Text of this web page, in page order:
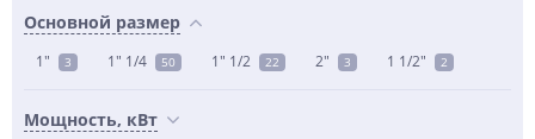
Основной размер
1" 3 1" 1/4 50 1" 1/2 22 2" 3 1 1/2" 2
Мощность, кВт